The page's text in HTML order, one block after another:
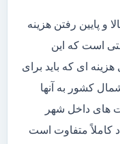
و پایین رفتن هزینه
است که این
ای که باید برای
کشور به آنها
های داخل شهر
کاملاً متفاوت است